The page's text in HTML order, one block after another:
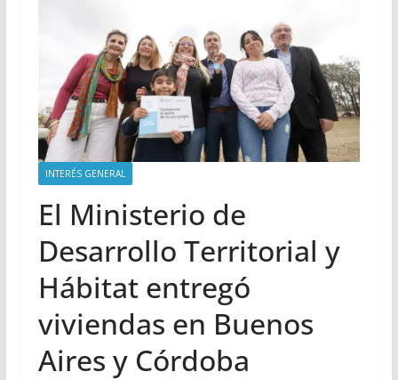
INTERÉS GENERAL
El Ministerio de
Desarrollo Territorial y
Hábitat entregó
viviendas en Buenos
Aires y Córdoba